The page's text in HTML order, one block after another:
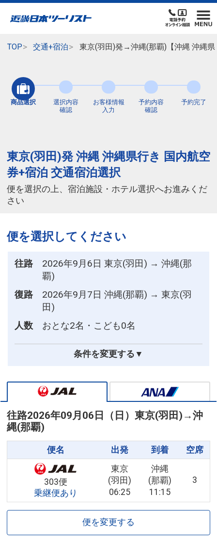
TOP 交通+宿泊 東京(羽田)発→沖縄(那覇)【沖縄 沖縄
商品選択
選択内容
確認
お客様情報
入力
予約内容
確認
予約完了
東京(羽田)発 沖縄 沖縄県行き 国内航空
券+宿泊 交通宿泊選択
便を選択の上、宿泊施設・ホテル選択へお進みくだ
さい
便を選択してください
往路
2026年9月6日 東京(羽田) → 沖縄(那
覇)
復路
2026年9月7日 沖縄(那覇) → 東京(羽
田)
人数
おとな2名・こども0名
条件を変更する▼
往路2026年09月06日（日） 東京(羽田) →沖
縄(那覇)
便名 出発 到着 空席
303便
乗継便あり
東京
(羽田)
06:25
沖縄
(那覇)
11:15
3
便を変更する